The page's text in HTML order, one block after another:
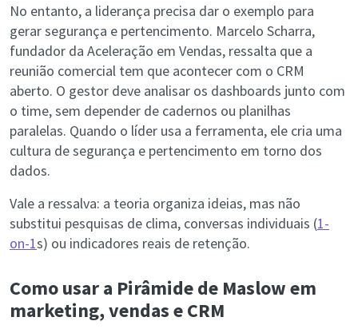
No entanto, a liderança precisa dar o exemplo para
gerar segurança e pertencimento. Marcelo Scharra,
fundador da Aceleração em Vendas, ressalta que a
reunião comercial tem que acontecer com o CRM
aberto. O gestor deve analisar os dashboards junto com
o time, sem depender de cadernos ou planilhas
paralelas. Quando o líder usa a ferramenta, ele cria uma
cultura de segurança e pertencimento em torno dos
dados.
Vale a ressalva: a teoria organiza ideias, mas não
substitui pesquisas de clima, conversas individuais (1-
on-1s) ou indicadores reais de retenção.
Como usar a Pirâmide de Maslow em
marketing, vendas e CRM